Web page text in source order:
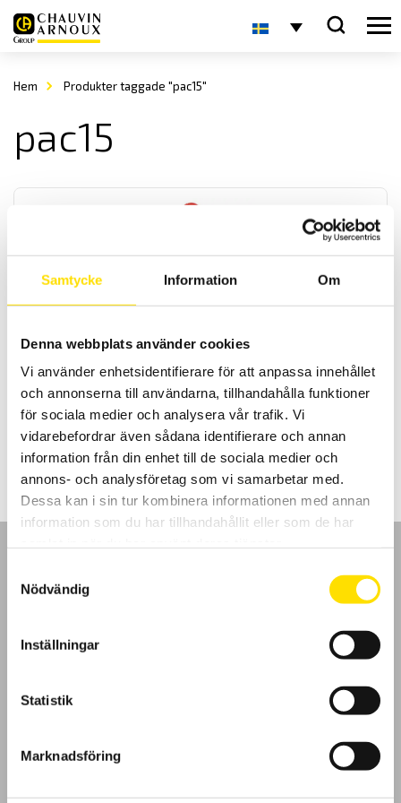
Samtycke Information Om
Denna webbplats använder cookies
Vi använder enhetsidentifierare för att anpassa innehållet
och annonserna till användarna, tillhandahålla funktioner
för sociala medier och analysera vår trafik. Vi
vidarebefordrar även sådana identifierare och annan
information från din enhet till de sociala medier och
annons- och analysföretag som vi samarbetar med.
Dessa kan i sin tur kombinera informationen med annan
information som du har tillhandahållit eller som de har
Nödvändig
Inställningar
Statistik
Marknadsföring
Hem Produkter taggade "pac15"
pac15
Lik- och växelströms TRMS tångserie för mätning på kablar med
upp till 39 mm diameter. För mätning av strömmar från 0,5 A...1400
A dc med BNC eller banan utgångar. Även med adapter för
drivspänning vid användning längre perioder.
3,220.00kr – 4,905.00kr Prisintervall:
3,220.00 kr
till
4,905.00 kr
LÄS MER